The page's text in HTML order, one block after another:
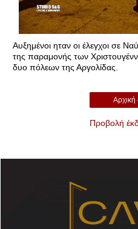
Αυξημένοι ηταν οι έλεγχοι σε
της παραμονής των
δυο πόλεων της Αργολίδας.
Αρχική
Προβολή